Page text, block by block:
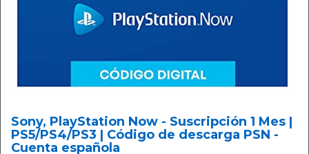
Sony, PlayStation Now - Suscripción 1 Mes |
PS5/PS4/PS3 | Código de descarga PSN -
Cuenta española